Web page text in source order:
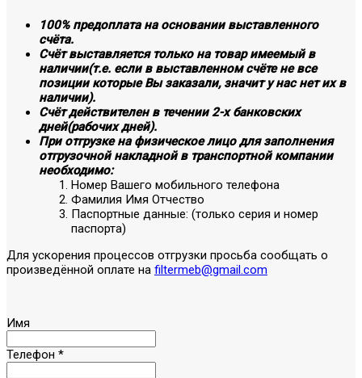
100% предоплата на основании выставленного
счёта.
Счёт выставляется только на товар имеемый в
наличии(т.е. если в выставленном счёте не все
позиции которые Вы заказали, значит у нас нет их в
наличии).
Счёт действителен в течении 2-х банковских
дней(рабочих дней).
При отгрузке на физическое лицо для заполнения
отгрузочной накладной в транспортной компании
необходимо:
Номер Вашего мобильного телефона
Фамилия Имя Отчество
Паспортные данные: (только серия и номер
паспорта)
Для ускорения процессов отгрузки просьба сообщать о
произведённой оплате на filtermeb@gmail.com
Имя
Телефон *